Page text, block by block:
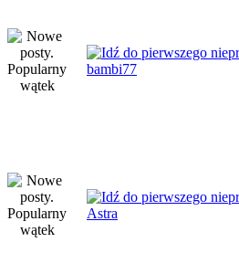
bambi77
Astra